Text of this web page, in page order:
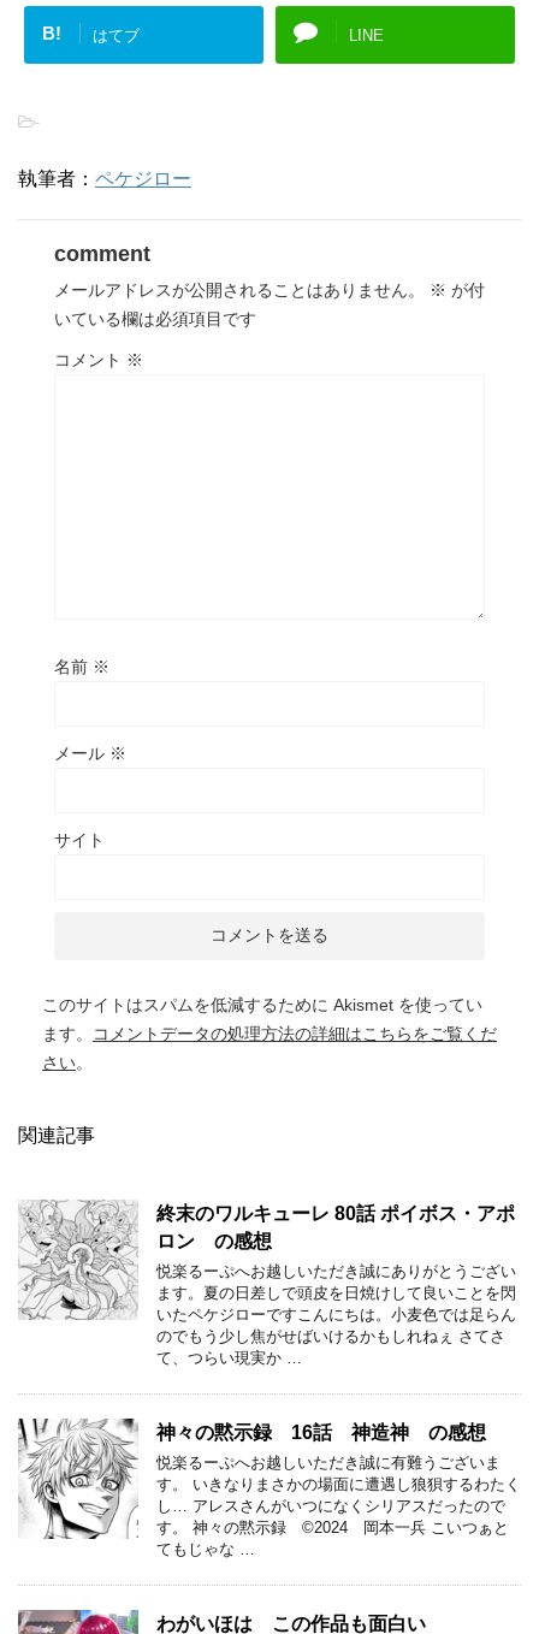
B! はてブ LINE
-
執筆者： ペケジロー
comment
メールアドレスが公開されることはありません。 ※ が付
いている欄は必須項目です
コメント ※
名前 ※
メール ※
サイト
このサイトはスパムを低減するために Akismet を使ってい
ます。
コメントデータの処理方法の詳細はこちらをご覧くだ
さい。
関連記事
終末のワルキューレ 80話 ポイボス・アポ
ロン の感想
悦楽るーぷへお越しいただき誠にありがとうござい
ます。夏の日差しで頭皮を日焼けして良いことを閃
いたペケジローですこんにちは。小麦色では足らん
のでもう少し焦がせばいけるかもしれねぇ さてさ
て、つらい現実か …
神々の黙示録 16話 神造神 の感想
悦楽るーぷへお越しいただき誠に有難うございま
す。 いきなりまさかの場面に遭遇し狼狽するわたく
し… アレスさんがいつになくシリアスだったので
す。 神々の黙示録 ©2024 岡本一兵 こいつぁと
てもじゃな …
わがいほは この作品も面白い